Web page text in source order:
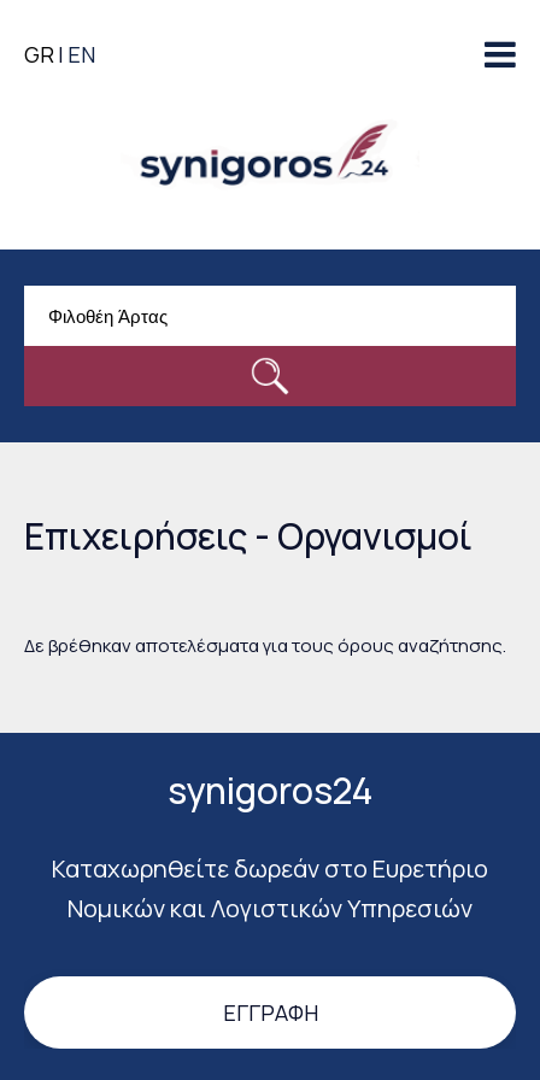
GR EN
Επιχειρήσεις - Οργανισμοί
Δε βρέθηκαν αποτελέσματα για τους όρους αναζήτησης.
synigoros24
Καταχωρηθείτε δωρεάν στο Ευρετήριο
Νομικών και Λογιστικών Υπηρεσιών
ΕΓΓΡΑΦΉ